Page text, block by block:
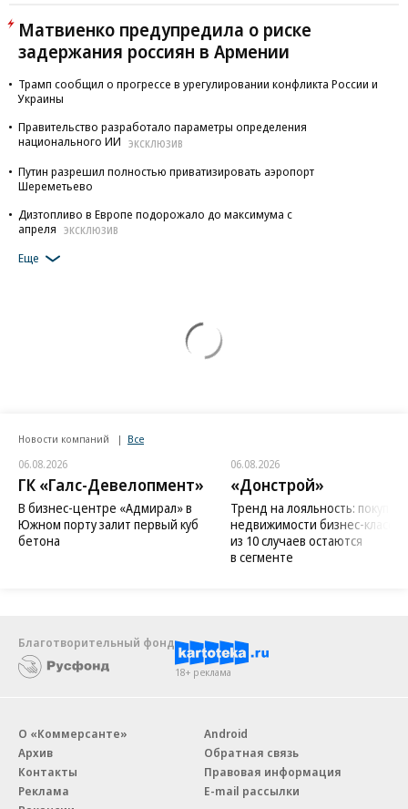
Матвиенко предупредила о риске
задержания россиян в Армении
Трамп сообщил о прогрессе в урегулировании конфликта России и
Украины
Правительство разработало параметры определения
национального ИИ
ЭКСКЛЮЗИВ
Путин разрешил полностью приватизировать аэропорт
Шереметьево
Дизтопливо в Европе подорожало до максимума с
апреля
ЭКСКЛЮЗИВ
Еще
Новости компаний Все
06.08.2026
ГК «Галс-Девелопмент»
В бизнес-центре «Адмирал» в
Южном порту залит первый куб
бетона
06.08.2026
«Донстрой»
Тренд на лояльность:
недвижимости бизнес-класса
из 10 случаев остаются
в сегменте
Благотворительный фонд
18+ реклама
О «Коммерсанте»
Архив
Контакты
Реклама
Android
Обратная связь
Правовая информация
E-mail рассылки